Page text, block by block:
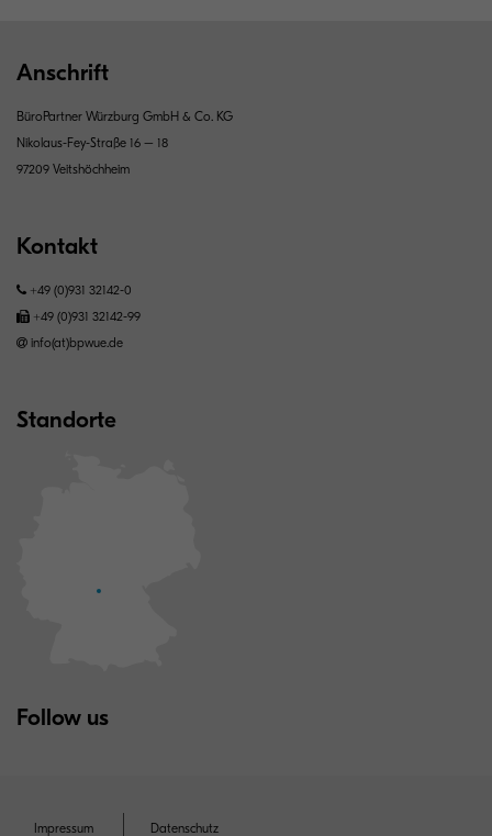
Anschrift
BüroPartner Würzburg GmbH & Co. KG
Nikolaus-Fey-Straße 16 – 18
97209 Veitshöchheim
Kontakt
+49 (0)931 32142-0
+49 (0)931 32142-99
info(at)bpwue.de
Standorte
Follow us
Impressum Datenschutz